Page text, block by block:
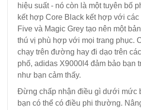
hiệu suất - nó còn là một tuyên bố
kết hợp Core Black kết hợp với các
Five và Magic Grey tạo nên một
thú vị phù hợp với mọi trang phục.
chạy trên đường hay đi dạo trên
phố, adidas X9000l4 đảm bảo bạn
như bạn cảm thấy.
Đừng chấp nhận điều gì dưới mức
bạn có thể có điều phi thường.